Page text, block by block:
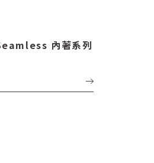
內著系列